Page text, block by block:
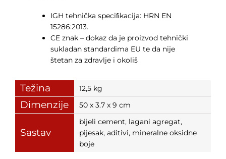
IGH tehnička speciﬁkacija: HRN EN
15286:2013.
CE znak – dokaz da je proizvod tehnički
sukladan standardima EU te da nije
štetan za zdravlje i okoliš
Težina 12,5 kg
Dimenzije 50 x 3.7 x 9 cm
Sastav
bijeli cement, lagani agregat,
pijesak, aditivi, mineralne oksidne
boje